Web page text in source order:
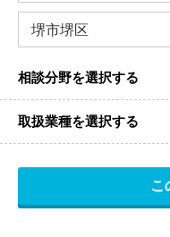
相談分野を選択する
取扱業種を選択する